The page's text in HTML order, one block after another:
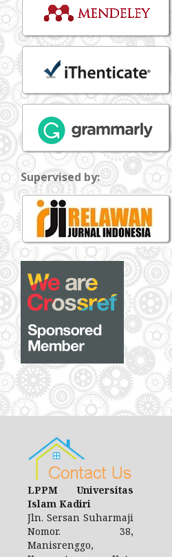
Supervised by:
LPPM Universitas
Islam Kadiri
Jln. Sersan Suharmaji
Nomor. 38,
Manisrenggo,